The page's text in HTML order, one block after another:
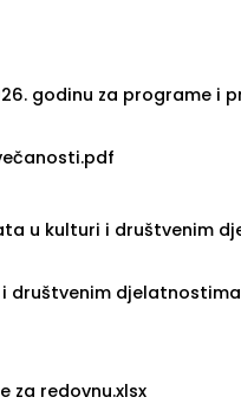
godinu za programe i
u kulturi i društvenim
za redovnu.xlsx